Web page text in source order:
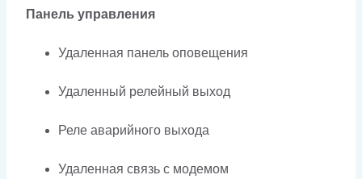
Панель управления
Удаленная панель оповещения
Удаленный релейный выход
Реле аварийного выхода
Удаленная связь с модемом